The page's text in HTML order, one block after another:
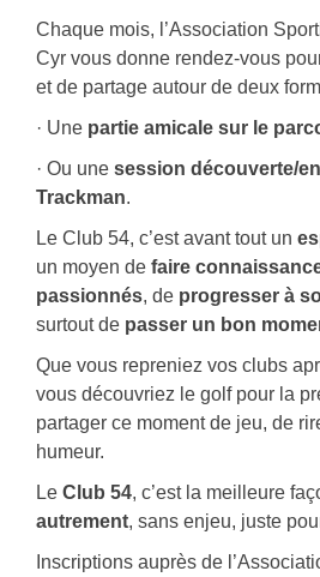
Chaque mois, l’Association
Cyr vous donne rendez-vous
et de partage autour de deux
· Une partie amicale sur le
· Ou une session découverte/
Trackman.
Le Club 54, c’est avant tout un
un moyen de faire
passionnés, de progresser à
surtout de passer un bon
Que vous repreniez vos clubs
vous découvriez le golf pour la
partager ce moment de jeu, de
humeur.
Le Club 54, c’est la meilleure
autrement, sans enjeu, juste
Inscriptions auprès de